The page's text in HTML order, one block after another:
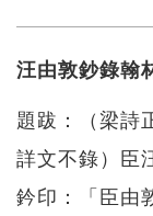
汪由敦鈔錄翰
題跋：（梁詩
詳文不錄）臣
鈐印：「臣由